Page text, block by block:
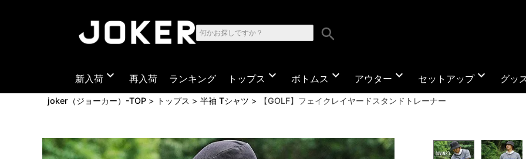
search
新入荷 expand_more 再入荷 ランキング トップス expand_more ボトムス expand_more アウター expand_more セットアップexpand_more グッ
joker（ジョーカー）-TOP トップス 半袖 Tシャツ 【GOLF】フェイクレイヤードスタンドトレーナー